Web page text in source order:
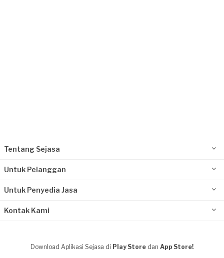
Tentang Sejasa
Untuk Pelanggan
Untuk Penyedia Jasa
Kontak Kami
Download Aplikasi Sejasa di Play Store dan App Store!